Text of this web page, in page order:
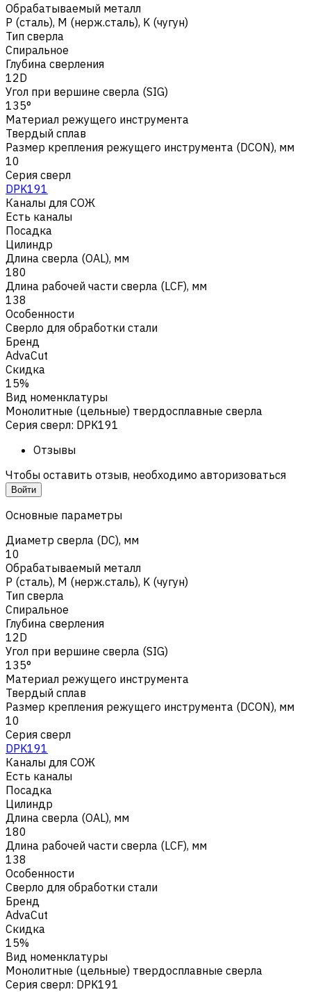
Обрабатываемый металл
Р (сталь), M (нерж.сталь), K (чугун)
Тип сверла
Спиральное
Глубина сверления
12D
Угол при вершине сверла (SIG)
135°
Материал режущего инструмента
Твердый сплав
Размер крепления режущего инструмента (DCON), мм
10
Серия сверл
DPK191
Каналы для СОЖ
Есть каналы
Посадка
Цилиндр
Длина сверла (OAL), мм
180
Длина рабочей части сверла (LCF), мм
138
Особенности
Сверло для обработки стали
Бренд
AdvaCut
Скидка
15%
Вид номенклатуры
Монолитные (цельные) твердосплавные сверла
Серия сверл: DPK191
Отзывы
Чтобы оставить отзыв, необходимо авторизоваться
Войти
Основные параметры
Диаметр сверла (DC), мм
10
Обрабатываемый металл
Р (сталь), M (нерж.сталь), K (чугун)
Тип сверла
Спиральное
Глубина сверления
12D
Угол при вершине сверла (SIG)
135°
Материал режущего инструмента
Твердый сплав
Размер крепления режущего инструмента (DCON), мм
10
Серия сверл
DPK191
Каналы для СОЖ
Есть каналы
Посадка
Цилиндр
Длина сверла (OAL), мм
180
Длина рабочей части сверла (LCF), мм
138
Особенности
Сверло для обработки стали
Бренд
AdvaCut
Скидка
15%
Вид номенклатуры
Монолитные (цельные) твердосплавные сверла
Серия сверл: DPK191